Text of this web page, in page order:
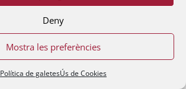
Deny
Mostra les preferències
Política de galetesÚs de Cookies